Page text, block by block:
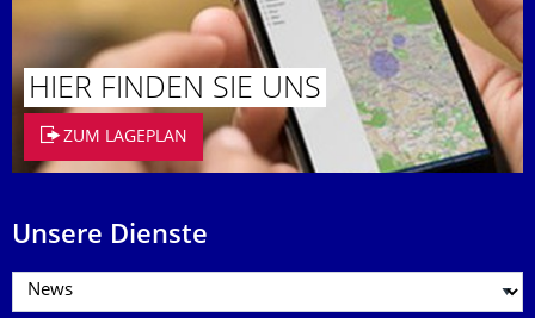
HIER FINDEN SIE UNS
ZUM LAGEPLAN
Unsere Dienste